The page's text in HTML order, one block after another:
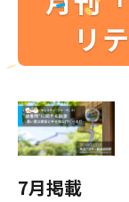
リ
7月掲載